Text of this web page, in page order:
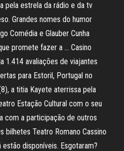
pela estrela da rádio e da tv
Grandes nomes do humor
Comédia e Glauber Cunha
promete fazer a … Casino
1.414 avaliações de viajantes
para Estoril, Portugal no
a titia Kayete aterrissa pela
Estação Cultural com o seu
com a participação de outros
bilhetes Teatro Romano Cassino
disponíveis. Esgotaram?